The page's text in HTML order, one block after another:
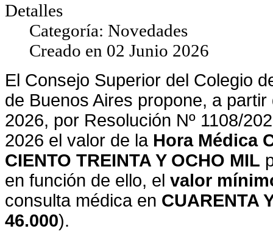
Detalles
Categoría: Novedades
Creado en 02 Junio 2026
El Consejo Superior del Colegio
de Buenos Aires propone, a
2026, por Resolución Nº 1108/
2026 el valor de la Hora Médica
CIENTO TREINTA Y OCHO MIL
en función de ello, el valor
consulta médica en CUARENTA
46.000).